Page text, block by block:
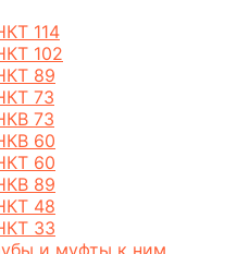
114
102
89
73
73
60
60
89
48
33
и муфты к ним